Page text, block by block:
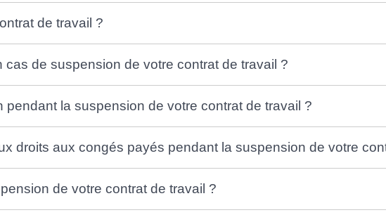
de travail ?
de suspension de votre contrat de travail ?
la suspension de votre contrat de travail ?
droits aux congés payés pendant la suspension de votre
de votre contrat de travail ?